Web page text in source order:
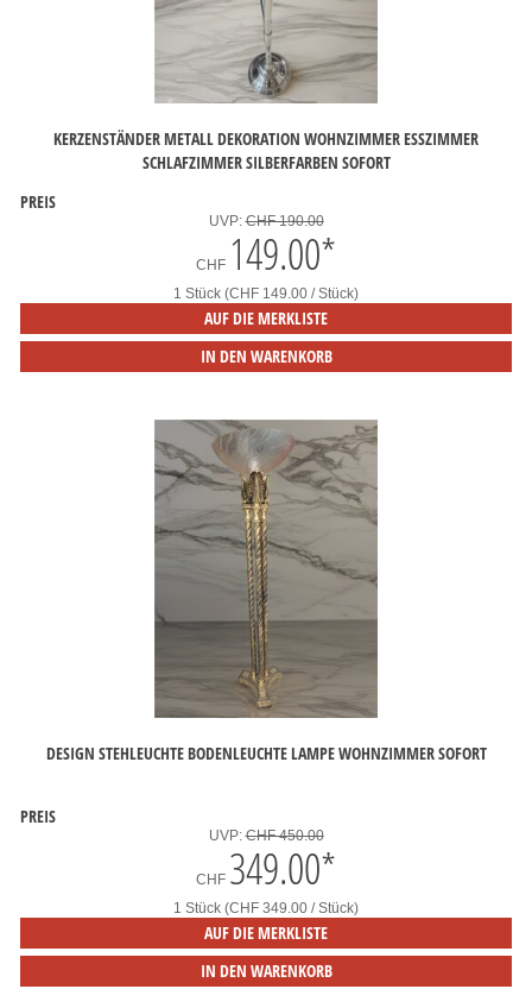
KERZENSTÄNDER METALL DEKORATION WOHNZIMMER ESSZIMMER
SCHLAFZIMMER SILBERFARBEN SOFORT
PREIS
UVP:CHF 190.00
CHF 149.00*
1 Stück (CHF 149.00 / Stück)
AUF DIE MERKLISTE
IN DEN WARENKORB
DESIGN STEHLEUCHTE BODENLEUCHTE LAMPE WOHNZIMMER SOFORT
PREIS
UVP:CHF 450.00
CHF 349.00*
1 Stück (CHF 349.00 / Stück)
AUF DIE MERKLISTE
IN DEN WARENKORB